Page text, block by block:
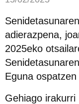
adierazpena,
2025eko
Eguna
Gehiago